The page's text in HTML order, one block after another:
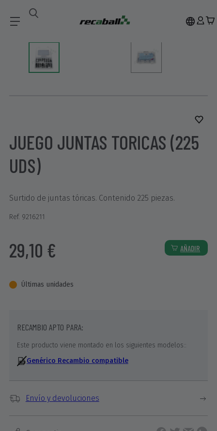
Recambios JUEGO JUNTAS TORICAS (225 UDS)
JUEGO JUNTAS TORICAS (225
UDS)
Surtido de juntas tóricas. Contenido 225 piezas.
Ref. 9216211
29,10 € AÑADIR
Últimas unidades
RECAMBIO APTO PARA:
Este producto viene montado en los siguientes modelos::
Genérico Recambio compatible
Envío y devoluciones